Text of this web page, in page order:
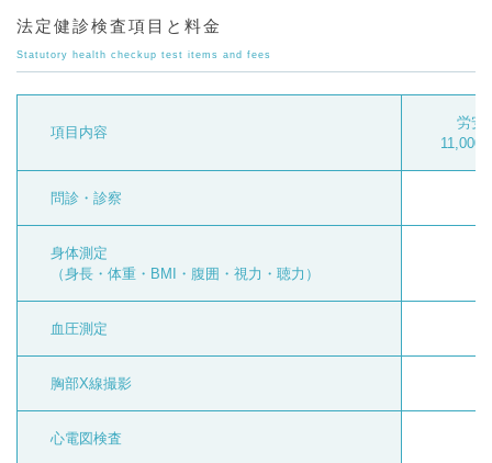
法定健診検査項目と料金
Statutory health checkup test items and fees
項目内容
労安
11,000
問診・診察
身体測定
（身長・体重・BMI・腹囲・視力・聴力）
血圧測定
胸部X線撮影
心電図検査